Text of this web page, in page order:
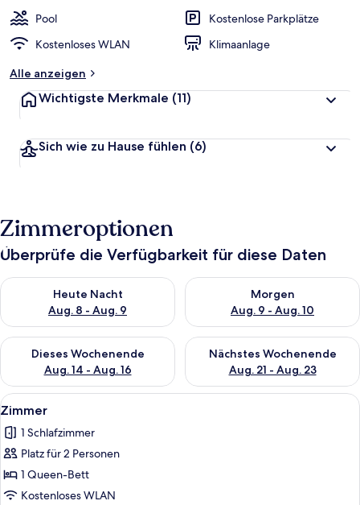
Pool
Kostenlose Parkplätze
Kostenloses WLAN
Klimaanlage
Alle anzeigen
Wichtigste Merkmale (11)
Sich wie zu Hause fühlen (6)
Zimmeroptionen
Überprüfe die Verfügbarkeit für diese Daten
Heute Nacht
Aug. 8 - Aug. 9
Überprüfe die Verfügbarkeit für heute Nacht, Aug. 8 - Aug. 9.
Morgen
Aug. 9 - Aug. 10
Überprüfe die Verfügbarkeit
Dieses Wochenende
Aug. 14 - Aug. 16
Überprüfe die Verfügbarkeit für dieses Wochenende, Aug. 14
Nächstes Wochenende
Aug. 21 - Aug. 23
Überprüfe die Verfügbarkeit
Alle
Fotos
für
Zimmer
anzeigen
Ein Zimmer mit einem Bett, zwei
3
Zimmer
1 Schlafzimmer
Platz für 2 Personen
1 Queen-Bett
Kostenloses WLAN